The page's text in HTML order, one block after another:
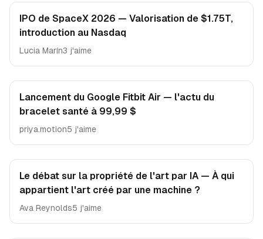
IPO de SpaceX 2026 — Valorisation de $1.75T,
introduction au Nasdaq
Lucia Marín3 j'aime
Lancement du Google Fitbit Air — l'actu du
bracelet santé à 99,99 $
priya.motion5 j'aime
Le débat sur la propriété de l'art par IA — À qui
appartient l'art créé par une machine ?
Ava Reynolds5 j'aime